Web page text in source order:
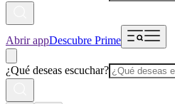
Abrir appDescubre Prime
¿Qué deseas escuchar?